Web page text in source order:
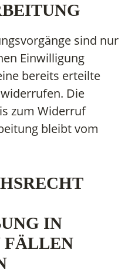
sind nur
Einwilligung
bereits erteilte
Die
zum Widerruf
bleibt vom
IN
FÄLLEN